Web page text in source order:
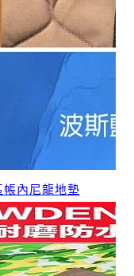
內尼龍地墊